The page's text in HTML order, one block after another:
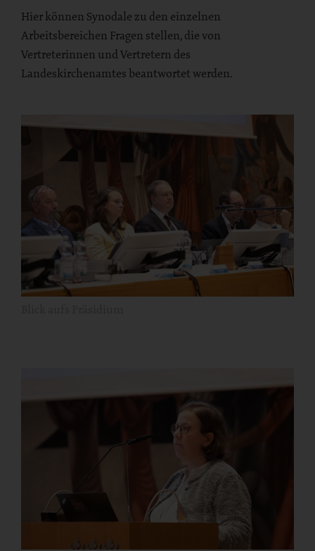
Hier können Synodale zu den einzelnen
Arbeitsbereichen Fragen stellen, die von
Vertreterinnen und Vertretern des
Landeskirchenamtes beantwortet werden.